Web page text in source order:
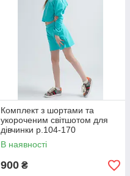
Комплект з шортами та
укороченим світшотом для
дівчинки р.104-170
В наявності
900 ₴